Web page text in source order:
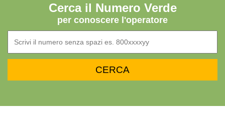
Cerca il Numero Verde
per conoscere l'operatore